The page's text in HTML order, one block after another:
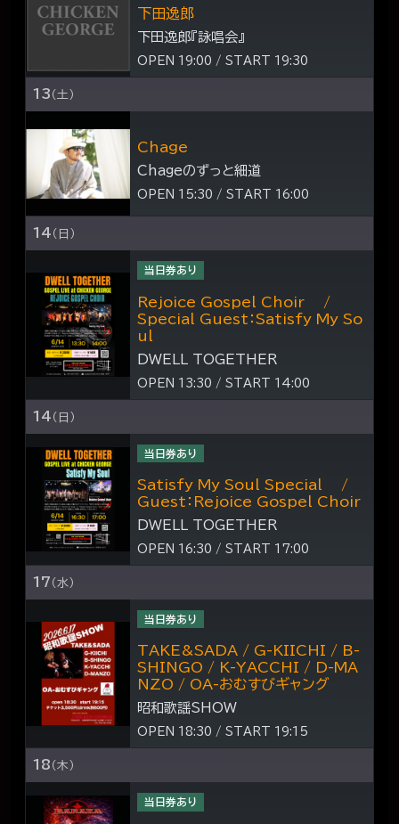
下田逸郎『詠唱会』
下田逸郎
OPEN 19:00 / START 19:30
13 （土）
Chageのずっと細道
Chage
OPEN 15:30 / START 16:00
14 （日）
当日券あり
DWELL TOGETHER
Rejoice Gospel Choir /
Special Guest：Satisfy My So
ul
OPEN 13:30 / START 14:00
14 （日）
当日券あり
DWELL TOGETHER
Satisfy My Soul Special /
Guest：Rejoice Gospel Choir
OPEN 16:30 / START 17:00
17 （水）
当日券あり
昭和歌謡SHOW
TAKE&SADA / G-KIICHI / B-
SHINGO / K-YACCHI / D-MA
NZO / OA-おむすびギャング
OPEN 18:30 / START 19:15
18 （木）
当日券あり